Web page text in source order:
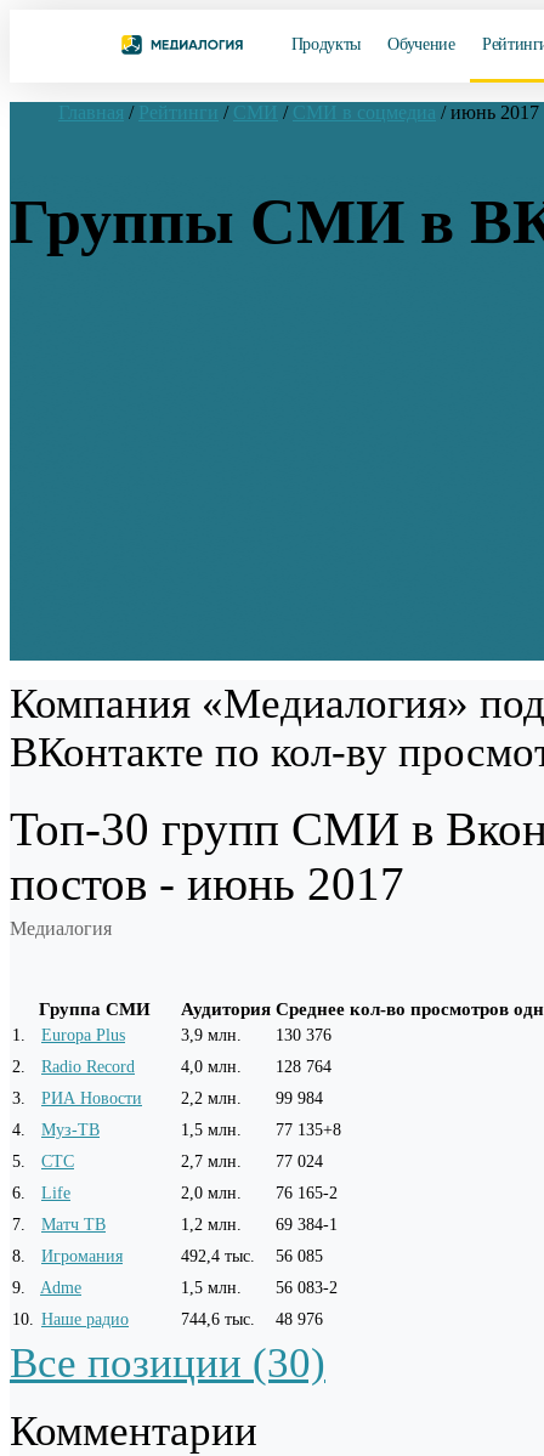
Продукты Обучение
Главная / Рейтинги / СМИ / СМИ в соцмедиа / июнь 2017
Группы СМИ в
Компания «Медиалогия»
ВКонтакте по кол-ву
Топ-30 групп СМИ в
постов - июнь 2017
Медиалогия
Группа СМИ Аудитория Среднее кол-во просмотров
1 Europa Plus 3,9 млн.
130 376
2
Radio Record 4,0 млн.
128 764
3
РИА Новости 2,2 млн.
99 984
4
Муз-ТВ 1,5 млн. 77 135+8
5
СТС 2,7 млн.
77 024
6
Life 2,0 млн. 76 165-2
7
Матч ТВ 1,2 млн. 69 384-1
8
Игромания 492,4 тыс.
56 085
9
Adme 1,5 млн. 56 083-2
10
Наше радио 744,6 тыс. 48 976
Все позиции (30)
Комментарии